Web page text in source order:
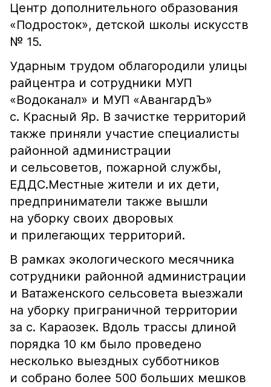
Центр дополнительного образования
«Подросток», детской школы искусств
№ 15.
Ударным трудом облагородили улицы
райцентра и сотрудники МУП
«Водоканал» и МУП «АвангардЪ»
с. Красный Яр. В зачистке территорий
также приняли участие специалисты
районной администрации
и сельсоветов, пожарной службы,
ЕДДС.Местные жители и их дети,
предприниматели также вышли
на уборку своих дворовых
и прилегающих территорий.
В рамках экологического месячника
сотрудники районной администрации
и Ватаженского сельсовета выезжали
на уборку приграничной территории
за с. Караозек. Вдоль трассы длиной
порядка 10 км было проведено
несколько выездных субботников
и собрано более 500 больших мешков